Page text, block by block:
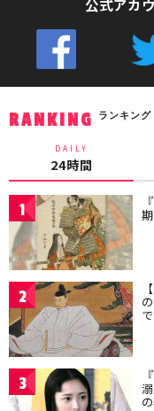
公式アカ
RANKING ランキング
DAILY
24時間
1
2
3